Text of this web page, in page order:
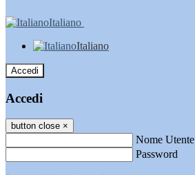
Italiano
Italiano
Accedi
Accedi
button close ×
Nome Utente
Password